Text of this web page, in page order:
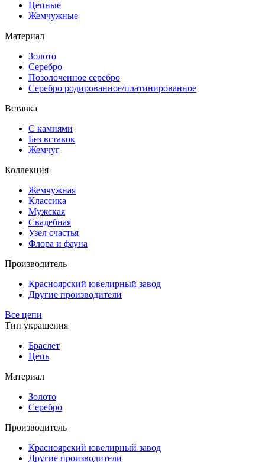
Цепные
Жемчужные
Материал
Золото
Серебро
Позолоченное серебро
Серебро родированное/платинированное
Вставка
С камнями
Без вставок
Жемчуг
Коллекция
Жемчужная
Классика
Мужская
Свадебная
Узел счастья
Флора и фауна
Производитель
Красноярский ювелирный завод
Другие производители
Все цепи
Тип украшения
Браслет
Цепь
Материал
Золото
Серебро
Производитель
Красноярский ювелирный завод
Другие производители